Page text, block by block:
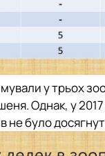
у трьох
Однак, у
не було